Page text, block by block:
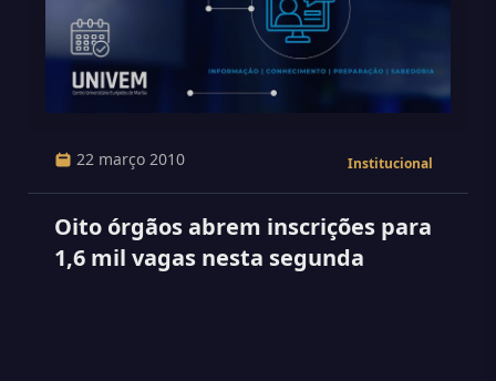
22 março 2010 Institucional
Oito órgãos abrem inscrições para
1,6 mil vagas nesta segunda